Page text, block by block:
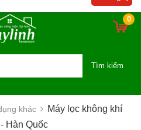
0
Tìm kiếm
khác
Máy lọc không khí
Hàn Quốc